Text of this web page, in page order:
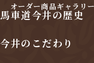
オーダー商品ギャラリー
馬車道今井の歴史
今井のこだわり